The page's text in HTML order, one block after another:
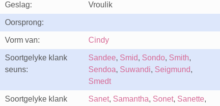
Geslag: Vroulik
Oorsprong:
Vorm van: Cindy
Soortgelyke klank
seuns:
Sandee, Smid, Sondo, Smith,
Sendoa, Suwandi, Seigmund,
Smedt
Soortgelyke klank
Sanet, Samantha, Sonet, Sanette,